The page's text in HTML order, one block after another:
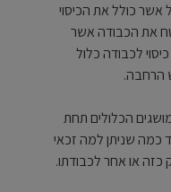
אשר כולל את הכיסוי
את הכבודה אשר
לכבודה כלול
הרחבה.
הכלולים תחת
כמה שניתן למה זכאי
או אחר לכבודתו.